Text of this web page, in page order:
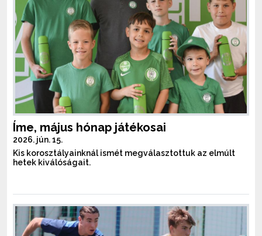
Íme, május hónap játékosai
2026. jún. 15.
Kis korosztályainknál ismét megválasztottuk az elmúlt
hetek kiválóságait.